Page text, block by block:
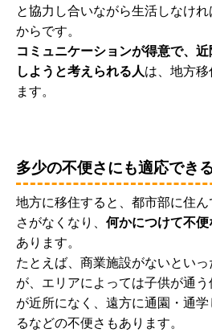
と協力し合いながら生活しなけ
からです。
コミュニケーションが得意で、
しようと考えられる人は、地方移
ます。
多少の不便さにも適応でき
地方に移住すると、都市部に住
さがなくなり、 何かにつけて不
あります。
たとえば、商業施設がないとい
が、エリアによっては子供が通
が近所になく、遠方に通園・通
るなどの不便さもあります。